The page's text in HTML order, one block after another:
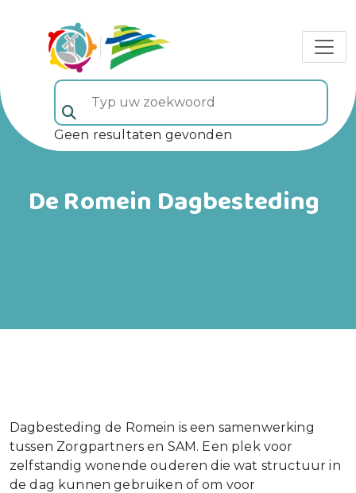
Typ uw zoekwoord (veld 5)
Geen resultaten gevonden
De Romein Dagbesteding
Dagbesteding de Romein is een samenwerking
tussen Zorgpartners en SAM. Een plek voor
zelfstandig wonende ouderen die wat structuur in
de dag kunnen gebruiken of om voor